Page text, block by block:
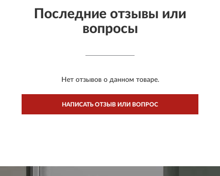
Последние отзывы или
вопросы
Нет отзывов о данном товаре.
НАПИСАТЬ ОТЗЫВ ИЛИ ВОПРОС